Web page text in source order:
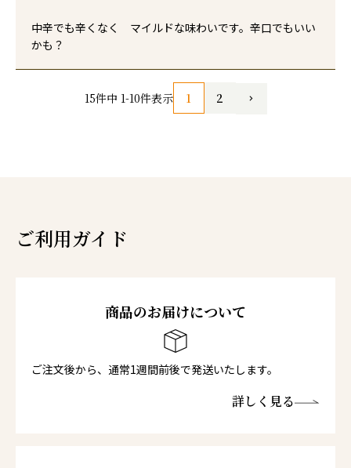
中辛でも辛くなく　マイルドな味わいです。辛口でもいい
かも？
15件中 1-10件表示 1 2
ご利用ガイド
商品のお届けについて
ご注文後から、通常1週間前後で発送いたします。
詳しく見る